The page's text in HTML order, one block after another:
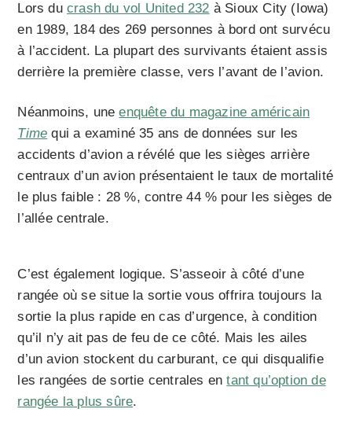
Lors ducrash du vol United 232 à Sioux City (Iowa)
en 1989, 184 des 269 personnes à bord ont survécu
à l’accident. La plupart des survivants étaient assis
derrière la première classe, vers l’avant de l’avion.
Néanmoins, uneenquête du magazine américain
Time qui a examiné 35 ans de données sur les
accidents d’avion a révélé que les sièges arrière
centraux d’un avion présentaient le taux de mortalité
le plus faible : 28 %, contre 44 % pour les sièges de
l’allée centrale.
C’est également logique. S’asseoir à côté d’une
rangée où se situe la sortie vous offrira toujours la
sortie la plus rapide en cas d’urgence, à condition
qu’il n’y ait pas de feu de ce côté. Mais les ailes
d’un avion stockent du carburant, ce qui disqualifie
les rangées de sortie centrales entant qu’option de
rangée la plus sûre.